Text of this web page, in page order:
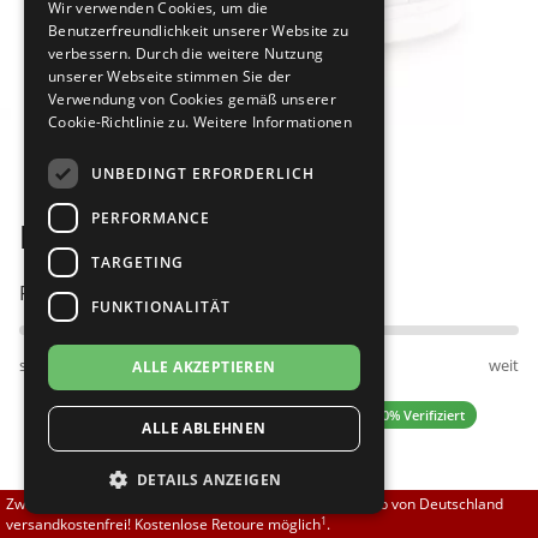
Brautschuhe
Sneaker
Übergrößen 43-44
Flexerinas
Merlet
Nueva Epoca
RayRose
Rummos
Rumpf
SoDanca
TopTanz
Bilder
Fuego Wedge - weiss
Passt am besten bei Fußweite:
schmal normal weit
4.00 (1 Bewertungen) ✓ 100% Verifiziert
130,00 EUR 117,00 EUR
Zwischen 70,00 EUR und 800,00 EUR liefern wir innerhalb von Deutschland
versandkostenfrei! Kostenlose Retoure möglich1.
Wir verwenden Cookies, um die
Benutzerfreundlichkeit unserer Website zu
verbessern. Durch die weitere Nutzung
unserer Webseite stimmen Sie der
Verwendung von Cookies gemäß unserer
Cookie-Richtlinie zu. Weitere Informationen
UNBEDINGT ERFORDERLICH
PERFORMANCE
TARGETING
FUNKTIONALITÄT
ALLE AKZEPTIEREN
ALLE ABLEHNEN
DETAILS ANZEIGEN